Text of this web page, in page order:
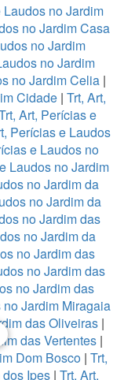
no Jardim
no Jardim Casa
no Jardim
no Jardim
no Jardim Celia|
Cidade | Trt, Art,
Art, Perícias e
Perícias e Laudos
e Laudos no
Laudos no Jardim
no Jardim da
no Jardim da
no Jardim das
no Jardim da
no Jardim das
no Jardim das
no Jardim das
Jardim Miragaia
das Oliveiras|
das Vertentes|
Dom Bosco| Trt,
Ipes | Trt, Art,